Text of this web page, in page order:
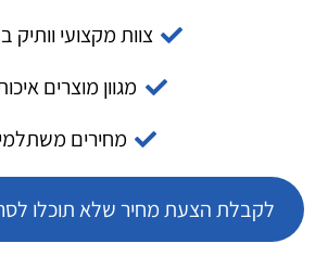
צוות מקצועי וותיק
מגוון מוצרים
מחירים
לקבלת הצעת מחיר שלא תוכלו